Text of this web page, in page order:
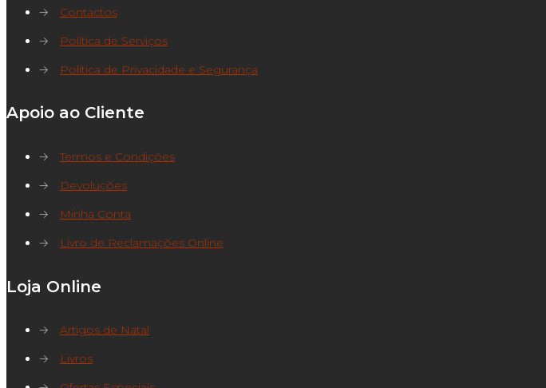
→
Contactos
→
Política de Serviços
→
Política de Privacidade e Segurança
Apoio ao Cliente
→
Termos e Condições
→
Devoluções
→
Minha Conta
→
Livro de Reclamações Online
Loja Online
→
Artigos de Natal
→
Livros